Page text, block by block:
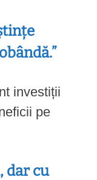
investiții
pe
dar cu